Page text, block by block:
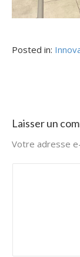
Posted in:
Laisser un
Votre adresse